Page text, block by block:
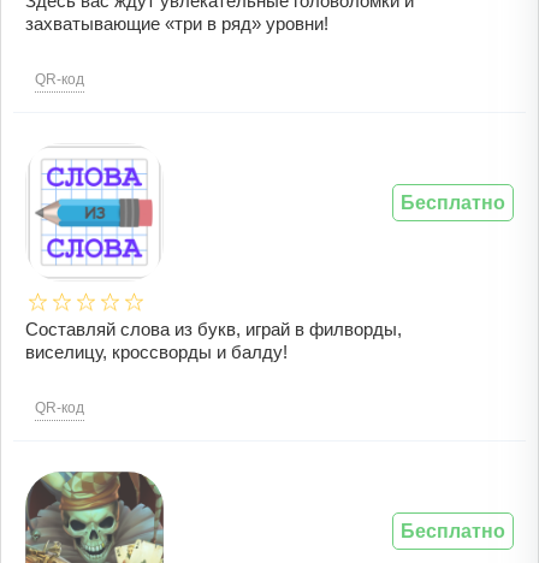
захватывающие «три в ряд» уровни!
QR-код
Составляй слова из букв, играй в филворды,
виселицу, кроссворды и балду!
QR-код
Бесплатно
Бесплатно